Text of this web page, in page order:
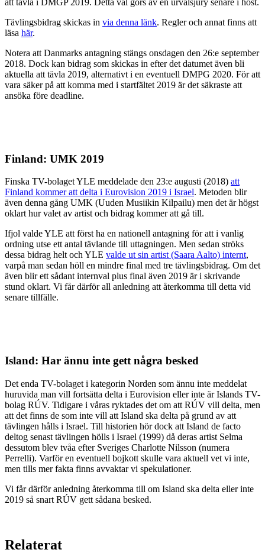
att tävla i DMGP 2019. Detta val görs av en urvalsjury senare i höst.
Tävlingsbidrag skickas in via denna länk. Regler och annat finns att
läsa här.
Notera att Danmarks antagning stängs onsdagen den 26:e september
2018. Dock kan bidrag som skickas in efter det datumet även bli
aktuella att tävla 2019, alternativt i en eventuell DMPG 2020. För att
vara säker på att komma med i startfältet 2019 är det säkraste att
ansöka före deadline.
Finland: UMK 2019
Finska TV-bolaget YLE meddelade den 23:e augusti (2018) att
Finland kommer att delta i Eurovision 2019 i Israel. Metoden blir
även denna gång UMK (Uuden Musiikin Kilpailu) men det är högst
oklart hur valet av artist och bidrag kommer att gå till.
Ifjol valde YLE att först ha en nationell antagning för att i vanlig
ordning utse ett antal tävlande till uttagningen. Men sedan ströks
dessa bidrag helt och YLE valde ut sin artist (Saara Aalto) internt,
varpå man sedan höll en mindre final med tre tävlingsbidrag. Om det
även blir ett sådant internval plus final även 2019 är i skrivande
stund oklart. Vi får därför all anledning att återkomma till detta vid
senare tillfälle.
Island: Har ännu inte gett några besked
Det enda TV-bolaget i kategorin Norden som ännu inte meddelat
huruvida man vill fortsätta delta i Eurovision eller inte är Islands TV-
bolag RÚV. Tidigare i våras ryktades det om att RÚV vill delta, men
att det finns de som inte vill att Island ska delta på grund av att
tävlingen hålls i Israel. Till historien hör dock att Island de facto
deltog senast tävlingen hölls i Israel (1999) då deras artist Selma
dessutom blev tvåa efter Sveriges Charlotte Nilsson (numera
Perrelli). Varför en eventuell bojkott skulle vara aktuell vet vi inte,
men tills mer fakta finns avvaktar vi spekulationer.
Vi får därför anledning återkomma till om Island ska delta eller inte
2019 så snart RÚV gett sådana besked.
Relaterat